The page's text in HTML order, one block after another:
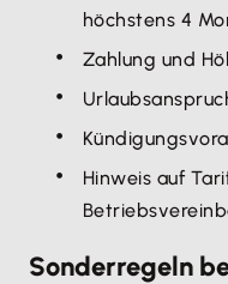
höchstens 4
Zahlung und
Hinweis auf
Sonderregeln